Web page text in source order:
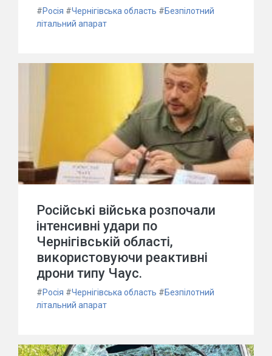
#Росія #Чернігівська область #Безпілотний
літальний апарат
Російські війська розпочали
інтенсивні удари по
Чернігівській області,
використовуючи реактивні
дрони типу Чаус.
#Росія #Чернігівська область #Безпілотний
літальний апарат